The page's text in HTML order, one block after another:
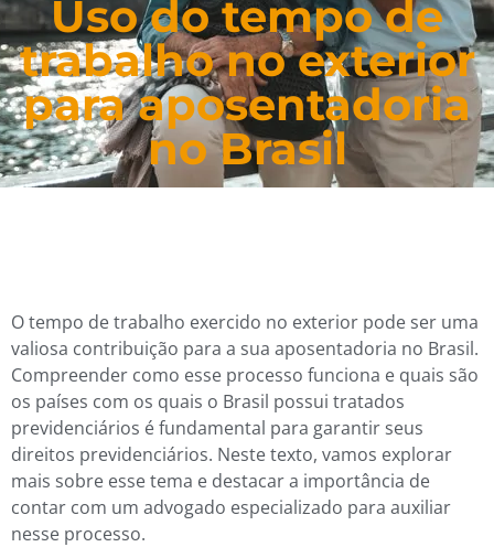
Uso do tempo de
trabalho no exterior
para aposentadoria
no Brasil
O tempo de trabalho exercido no exterior pode ser uma
valiosa contribuição para a sua aposentadoria no Brasil.
Compreender como esse processo funciona e quais são
os países com os quais o Brasil possui tratados
previdenciários é fundamental para garantir seus
direitos previdenciários. Neste texto, vamos explorar
mais sobre esse tema e destacar a importância de
contar com um advogado especializado para auxiliar
nesse processo.